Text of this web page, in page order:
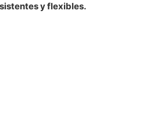
y flexibles.